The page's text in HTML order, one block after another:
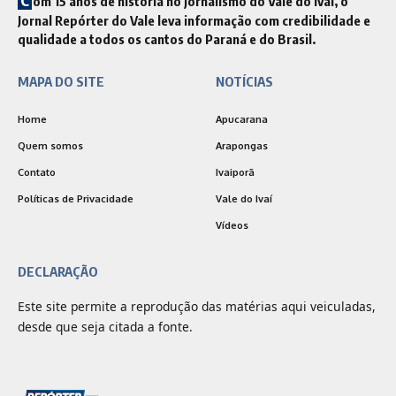
Jornal Repórter do Vale leva informação com credibilidade e
qualidade a todos os cantos do Paraná e do Brasil.
MAPA DO SITE
Home
Quem somos
Contato
Políticas de Privacidade
NOTÍCIAS
Apucarana
Arapongas
Ivaiporã
Vale do Ivaí
Vídeos
DECLARAÇÃO
Este site permite a reprodução das matérias aqui veiculadas,
desde que seja citada a fonte.